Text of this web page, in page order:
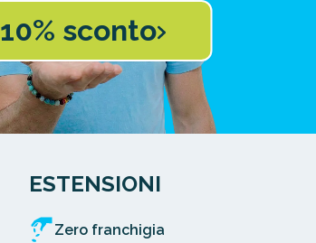
10% sconto
ESTENSIONI
Zero franchigia